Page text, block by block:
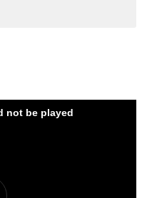
not be played